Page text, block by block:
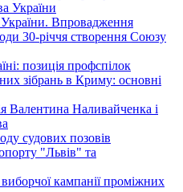
України
Впровадження
30-річчя створення Союзу
позиція профспілок
зібрань в Криму: основні
Валентина Наливайченка і
судових позовів
"Львів" та
виборчої кампанії проміжних